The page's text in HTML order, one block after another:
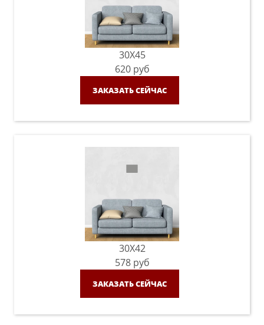
30X45
620 руб
ЗАКАЗАТЬ СЕЙЧАС
30X42
578 руб
ЗАКАЗАТЬ СЕЙЧАС